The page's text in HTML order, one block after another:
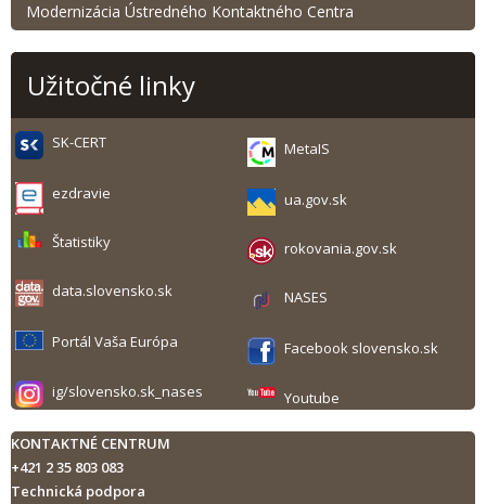
Modernizácia Ústredného Kontaktného Centra
Užitočné linky
SK-CERT MetaIS
ezdravie ua.gov.sk
Štatistiky rokovania.gov.sk
data.slovensko.sk NASES
Portál Vaša Európa Facebook slovensko.sk
ig/slovensko.sk_nases Youtube
KONTAKTNÉ CENTRUM
+421 2 35 803 083
Technická podpora